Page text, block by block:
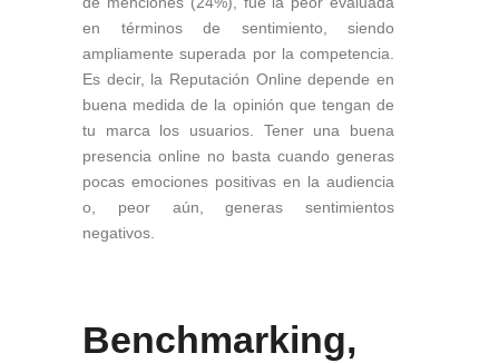
en términos de sentimiento, siendo
ampliamente superada por la competencia.
Es decir, la Reputación Online depende en
buena medida de la opinión que tengan de
tu marca los usuarios. Tener una buena
presencia online no basta cuando generas
pocas emociones positivas en la audiencia
o, peor aún, generas sentimientos
negativos.
Benchmarking,